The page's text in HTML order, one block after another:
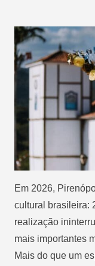
Em 2026,
cultural brasileira:
realização
mais importantes
Mais do que um